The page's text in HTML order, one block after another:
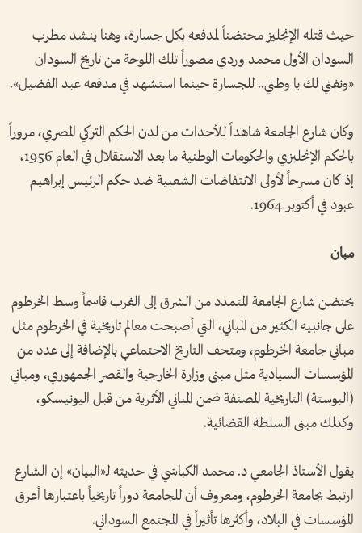
حيث قتله الإنجليز محتضناً لمدفعه بكل جسارة، وهنا ينشد مطرب
السودان الأول محمد وردي مصوراً تلك اللوحة من تاريخ السودان
«ونغني لك يا وطني.. للجسارة حينما استشهد في مدفعه عبد الفضيل».
وكان شارع الجامعة شاهداً للأحداث من لدن الحكم التركي المصري، مروراً
بالحكم الإنجليزي والحكومات الوطنية ما بعد الاستقلال في العام 1956،
إذ كان مسرحاً لأولى الانتفاضات الشعبية ضد حكم الرئيس إبراهيم
عبود في أكتوبر 1964.
مبان
يحتضن شارع الجامعة المتمدد من الشرق إلى الغرب قاسماً وسط الخرطوم
على جانبيه الكثير من المباني، التي أصبحت معالم تاريخية في الخرطوم مثل
مباني جامعة الخرطوم، ومتحف التاريخ الاجتماعي بالإضافة إلى عدد من
المؤسسات السيادية مثل مبنى وزارة الخارجية والقصر الجمهوري، ومباني
(البوستة) التاريخية المصنفة ضمن المباني الأثرية من قبل اليونيسكو،
وكذلك مبنى السلطة القضائية.
يقول الأستاذ الجامعي د. محمد الكباشي في حديثه لـ«البيان» إن الشارع
ارتبط بجامعة الخرطوم، ومعروف أن للجامعة دوراً تاريخياً باعتبارها أعرق
المؤسسات في البلاد، وأكثرها تأثيراً في المجتمع السوداني.